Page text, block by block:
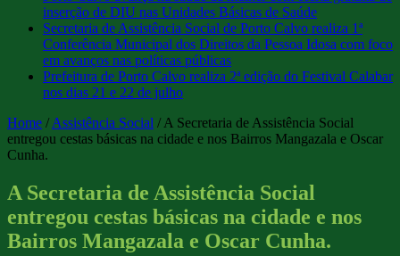
inserção de DIU nas Unidades Básicas de Saúde
Secretaria de Assistência Social de Porto Calvo realiza 1ª
Conferência Municipal dos Direitos da Pessoa Idosa com foco
em avanços nas políticas públicas
Prefeitura de Porto Calvo realiza 2ª edição do Festival Calabar
nos dias 21 e 22 de julho
Home / Assistência Social / A Secretaria de Assistência Social
entregou cestas básicas na cidade e nos Bairros Mangazala e Oscar
Cunha.
A Secretaria de Assistência Social
entregou cestas básicas na cidade e nos
Bairros Mangazala e Oscar Cunha.